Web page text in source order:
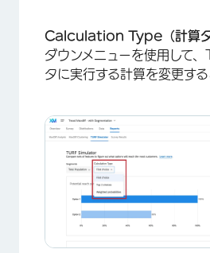
Calculation Type（計算タ
ダウンメニューを使用して
タに実行する計算を変更する